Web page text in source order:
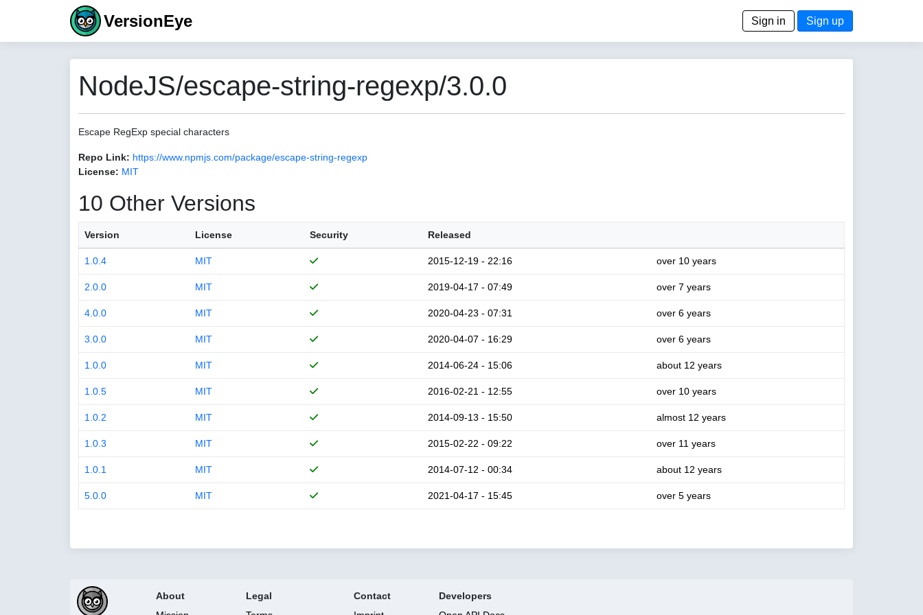
VersionEye Sign in Sign up
NodeJS/escape-string-regexp/3.0.0
Escape RegExp special characters
Repo Link: https://www.npmjs.com/package/escape-string-regexp
License: MIT
10 Other Versions
Version License Security Released
1.0.4 MIT 2015-12-19 - 22:16 over 10 years
2.0.0 MIT 2019-04-17 - 07:49 over 7 years
4.0.0 MIT 2020-04-23 - 07:31 over 6 years
3.0.0 MIT 2020-04-07 - 16:29 over 6 years
1.0.0 MIT 2014-06-24 - 15:06 about 12 years
1.0.5 MIT 2016-02-21 - 12:55 over 10 years
1.0.2 MIT 2014-09-13 - 15:50 almost 12 years
1.0.3 MIT 2015-02-22 - 09:22 over 11 years
1.0.1 MIT 2014-07-12 - 00:34 about 12 years
5.0.0 MIT 2021-04-17 - 15:45 over 5 years
About
Legal
Contact
Developers